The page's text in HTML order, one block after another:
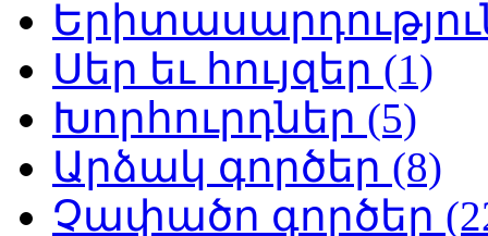
Սեր եւ հույզեր (1)
Խորհուրդներ (5)
Արձակ գործեր (8)
Չափածո գործեր